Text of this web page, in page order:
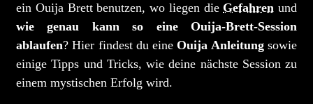
ein Ouija Brett benutzen, wo liegen die Gefahren und
wie genau kann so eine Ouija-Brett-Session
ablaufen? Hier findest du eineOuija Anleitungsowie
einige Tipps und Tricks, wie deine nächste Session zu
einem mystischen Erfolg wird.